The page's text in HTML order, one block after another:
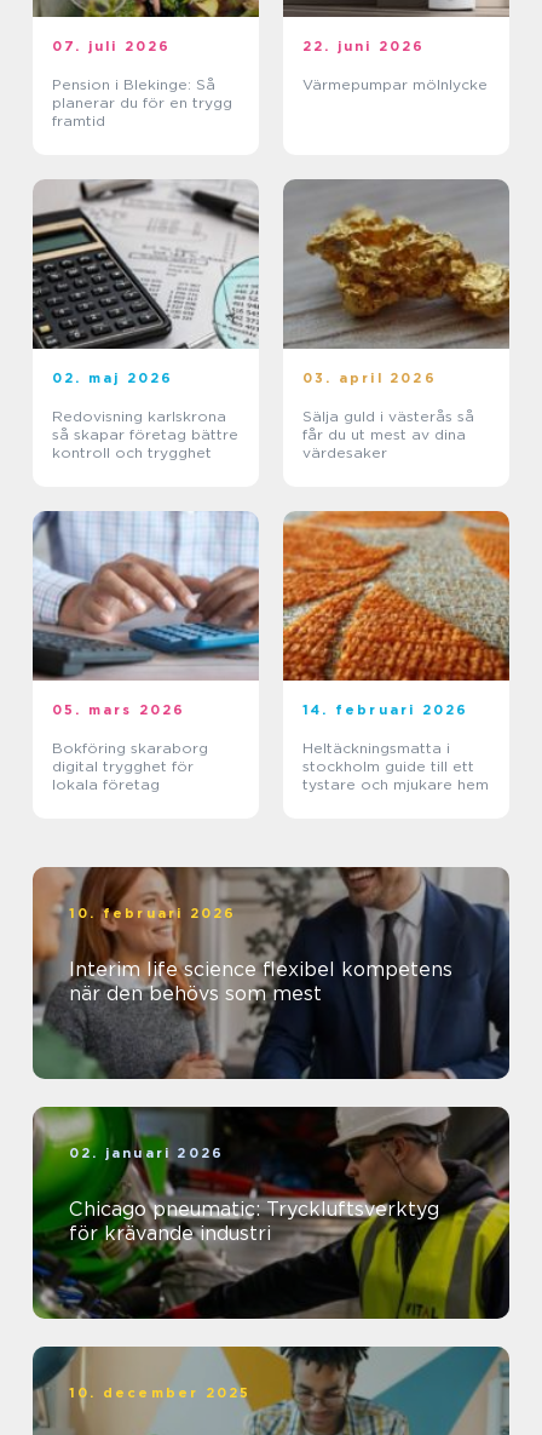
07. juli 2026
Pension i Blekinge: Så
planerar du för en trygg
framtid
22. juni 2026
Värmepumpar mölnlycke
02. maj 2026
Redovisning karlskrona
så skapar företag bättre
kontroll och trygghet
03. april 2026
Sälja guld i västerås så
får du ut mest av dina
värdesaker
05. mars 2026
Bokföring skaraborg
digital trygghet för
lokala företag
14. februari 2026
Heltäckningsmatta i
stockholm guide till ett
tystare och mjukare hem
10. februari 2026
Interim life science flexibel kompetens
när den behövs som mest
02. januari 2026
Chicago pneumatic: Tryckluftsverktyg
för krävande industri
10. december 2025